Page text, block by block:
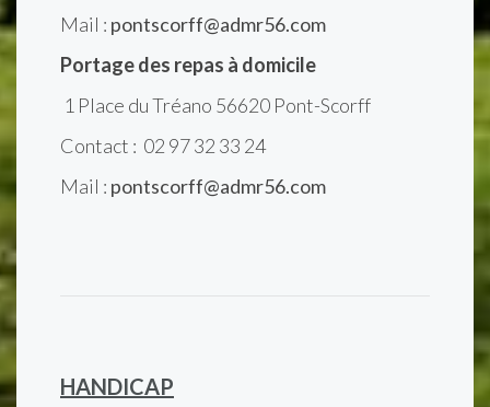
Mail : pontscorff@admr56.com
Portage des repas à domicile
1 Place du Tréano 56620 Pont-Scorff
Contact : 02 97 32 33 24
Mail : pontscorff@admr56.com
HANDICAP